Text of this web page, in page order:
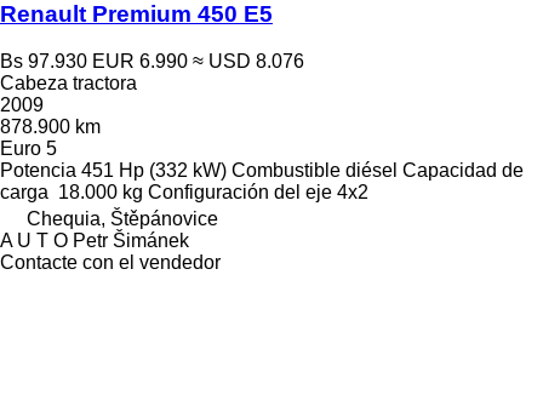
Renault Premium 450 E5
Bs 97.930 EUR 6.990 ≈ USD 8.076
Cabeza tractora
2009
878.900 km
Euro 5
Potencia 451 Hp (332 kW) Combustible diésel Capacidad de
carga 18.000 kg Configuración del eje 4x2
Chequia, Štěpánovice
A U T O Petr Šimánek
Contacte con el vendedor